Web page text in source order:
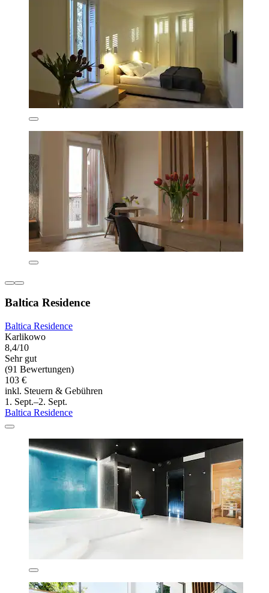
Baltica Residence
Baltica Residence
Karlikowo
8,4/10
Sehr gut
(91 Bewertungen)
103 €
inkl. Steuern & Gebühren
1. Sept.–2. Sept.
Baltica Residence